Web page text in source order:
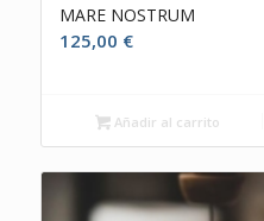
MARE NOSTRUM
125,00 €
Añadir al carrito